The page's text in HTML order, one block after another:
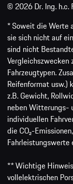
© 2026 Dr. Ing. h.c.
* Soweit die Werte
sie sich nicht auf
sind nicht
Vergleichszwecken
Fahrzeugtypen.
Reifenformat usw.)
z.B. Gewicht,
neben Witterungs-
individuellen
die CO₂-
Fahrleistungswerte
** Wichtige
vollelektrischen